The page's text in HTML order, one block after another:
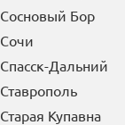
Сосновый Бор
Сочи
Спасск-Дальний
Ставрополь
Старая Купавна